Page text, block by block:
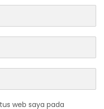
web saya pada